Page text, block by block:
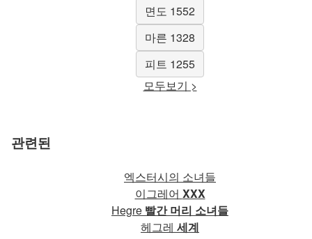
면도 1552
마른 1328
피트 1255
모두보기 >
관련된
엑스터시의 소녀들
이그레어 XXX
Hegre 빨간 머리 소녀들
헤그레 세계